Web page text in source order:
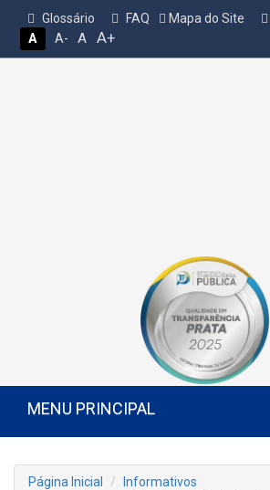
Glossário FAQ Mapa do Site
A
A- A A+
MENU PRINCIPAL
Página Inicial
Informativos